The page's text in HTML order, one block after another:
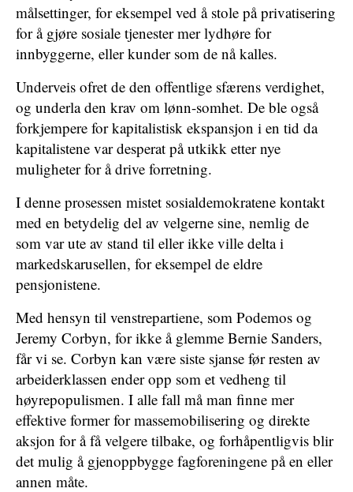
målsettinger, for eksempel ved å stole på privatisering
for å gjøre sosiale tjenester mer lydhøre for
innbyggerne, eller kunder som de nå kalles.
Underveis ofret de den offentlige sfærens verdighet,
og underla den krav om lønn-somhet. De ble også
forkjempere for kapitalistisk ekspansjon i en tid da
kapitalistene var desperat på utkikk etter nye
muligheter for å drive forretning.
I denne prosessen mistet sosialdemokratene kontakt
med en betydelig del av velgerne sine, nemlig de
som var ute av stand til eller ikke ville delta i
markedskarusellen, for eksempel de eldre
pensjonistene.
Med hensyn til venstrepartiene, som Podemos og
Jeremy Corbyn, for ikke å glemme Bernie Sanders,
får vi se. Corbyn kan være siste sjanse før resten av
arbeiderklassen ender opp som et vedheng til
høyrepopulismen. I alle fall må man finne mer
effektive former for massemobilisering og direkte
aksjon for å få velgere tilbake, og forhåpentligvis blir
det mulig å gjenoppbygge fagforeningene på en eller
annen måte.